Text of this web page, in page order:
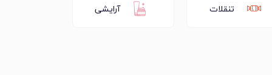
تنقلات آرایشی